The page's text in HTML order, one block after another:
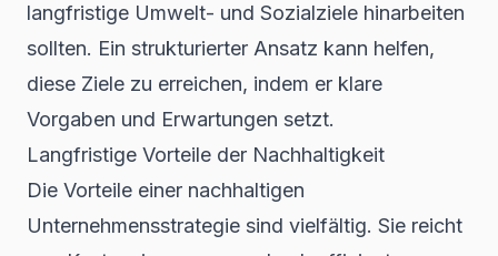
langfristige Umwelt- und Sozialziele hinarbeiten
sollten. Ein strukturierter Ansatz kann helfen,
diese Ziele zu erreichen, indem er klare
Vorgaben und Erwartungen setzt.
Langfristige Vorteile der Nachhaltigkeit
Die Vorteile einer nachhaltigen
Unternehmensstrategie sind vielfältig. Sie reicht